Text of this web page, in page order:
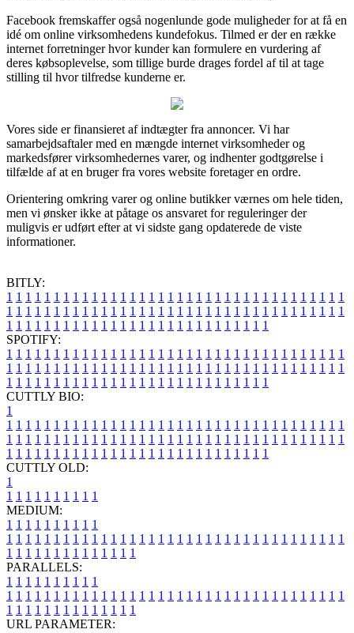
Facebook fremskaffer også nogenlunde gode muligheder for at få en
idé om online virksomhedens kundefokus. Tilmed er der en række
internet forretninger hvor kunder kan formulere en vurdering af
deres købsoplevelse, som tillige burde drages fordel af til at tage
stilling til hvor tilfredse kunderne er.
Vores side er finansieret af indtægter fra annoncer. Vi har
samarbejdsaftaler med en mængde internet virksomheder og
markedsfører virksomhedernes varer, og indhenter godtgørelse i
tilfælde af at en bruger fra vores website foretager en ordre.
Orientering omkring varer og online butikker værnes om hele tiden,
men vi ønsker ikke at påtage os ansvaret for reguleringer der
muligvis er udført efter at vi sidste gang opdaterede de viste
informationer.
BITLY:
1 1 1 1 1 1 1 1 1 1 1 1 1 1 1 1 1 1 1 1 1 1 1 1 1 1 1 1 1 1 1 1 1 1 1 1
1 1 1 1 1 1 1 1 1 1 1 1 1 1 1 1 1 1 1 1 1 1 1 1 1 1 1 1 1 1 1 1 1 1 1 1
1 1 1 1 1 1 1 1 1 1 1 1 1 1 1 1 1 1 1 1 1 1 1 1 1 1 1 1
SPOTIFY:
1 1 1 1 1 1 1 1 1 1 1 1 1 1 1 1 1 1 1 1 1 1 1 1 1 1 1 1 1 1 1 1 1 1 1 1
1 1 1 1 1 1 1 1 1 1 1 1 1 1 1 1 1 1 1 1 1 1 1 1 1 1 1 1 1 1 1 1 1 1 1 1
1 1 1 1 1 1 1 1 1 1 1 1 1 1 1 1 1 1 1 1 1 1 1 1 1 1 1 1
CUTTLY BIO:
1
1 1 1 1 1 1 1 1 1 1 1 1 1 1 1 1 1 1 1 1 1 1 1 1 1 1 1 1 1 1 1 1 1 1 1 1
1 1 1 1 1 1 1 1 1 1 1 1 1 1 1 1 1 1 1 1 1 1 1 1 1 1 1 1 1 1 1 1 1 1 1 1
1 1 1 1 1 1 1 1 1 1 1 1 1 1 1 1 1 1 1 1 1 1 1 1 1 1 1 1
CUTTLY OLD:
1
1 1 1 1 1 1 1 1 1 1
MEDIUM:
1 1 1 1 1 1 1 1 1 1
1 1 1 1 1 1 1 1 1 1 1 1 1 1 1 1 1 1 1 1 1 1 1 1 1 1 1 1 1 1 1 1 1 1 1 1
1 1 1 1 1 1 1 1 1 1 1 1 1 1
PARALLELS:
1 1 1 1 1 1 1 1 1 1
1 1 1 1 1 1 1 1 1 1 1 1 1 1 1 1 1 1 1 1 1 1 1 1 1 1 1 1 1 1 1 1 1 1 1 1
1 1 1 1 1 1 1 1 1 1 1 1 1 1
URL PARAMETER: